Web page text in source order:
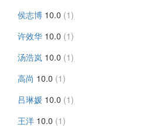
侯志博 10.0 (1)
许效华 10.0 (1)
汤浩岚 10.0 (1)
高尚 10.0 (1)
吕琳媛 10.0 (1)
王洋 10.0 (1)